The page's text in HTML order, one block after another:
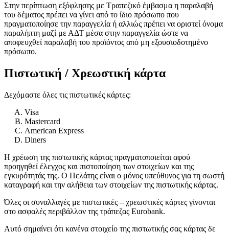
Στην περίπτωση εξόφλησης με Τραπεζικό έμβασμα η παραλαβή
του δέματος πρέπει να γίνει από το ίδιο πρόσωπο που
πραγματοποίησε την παραγγελία ή αλλιώς πρέπει να οριστεί όνομα
παραλήπτη μαζί με ΑΔΤ μέσα στην παραγγελία ώστε να
αποφευχθεί παραλαβή του προϊόντος από μη εξουσιοδοτημένο
πρόσωπο.
Πιστωτική / Χρεωστική κάρτα
Δεχόμαστε όλες τις πιστωτικές κάρτες:
Visa
Mastercard
American Express
Diners
Η χρέωση της πιστωτικής κάρτας πραγματοποιείται αφού
προηγηθεί έλεγχος και πιστοποίηση των στοιχείων και της
εγκυρότητάς της. Ο Πελάτης είναι ο μόνος υπεύθυνος για τη σωστή
καταγραφή και την αλήθεια των στοιχείων της πιστωτικής κάρτας.
Όλες οι συναλλαγές με πιστωτικές – χρεωστικές κάρτες γίνονται
στο ασφαλές περιβάλλον της τράπεζας Eurobank.
Αυτό σημαίνει ότι κανένα στοιχείο της πιστωτικής σας κάρτας δε